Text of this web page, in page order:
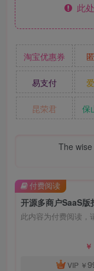
此处
淘宝优惠券
易支付
昆荣君 保
The
开源多商户SaaS版
此内容为付费阅读，
￥
VIP ￥
付费阅读